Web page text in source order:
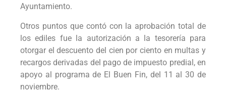
Ayuntamiento.
Otros puntos que contó con la aprobación total de
los ediles fue la autorización a la tesorería para
otorgar el descuento del cien por ciento en multas y
recargos derivadas del pago de impuesto predial, en
apoyo al programa de El Buen Fin, del 11 al 30 de
noviembre.